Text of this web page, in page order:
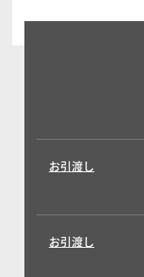
お引渡し
お引渡し